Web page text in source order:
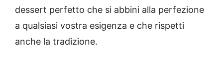
dessert perfetto che si abbini alla perfezione
a qualsiasi vostra esigenza e che rispetti
anche la tradizione.